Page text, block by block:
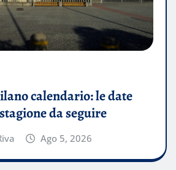
calendario: le date
da seguire
Ago 5, 2026